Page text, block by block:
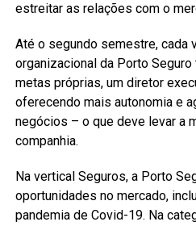
estreitar as relações com o
Até o segundo semestre, cada
organizacional da Porto
metas próprias, um diretor
oferecendo mais autonomia e
negócios – o que deve levar a
companhia.
Na vertical Seguros, a Porto
oportunidades no mercado,
pandemia de Covid-19. Na